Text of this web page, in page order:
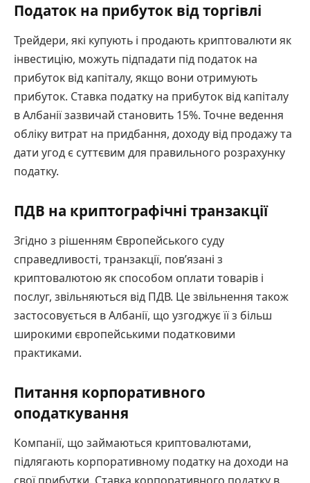
Податок на прибуток від торгівлі
Трейдери, які купують і продають криптовалюти як
інвестицію, можуть підпадати під податок на
прибуток від капіталу, якщо вони отримують
прибуток. Ставка податку на прибуток від капіталу
в Албанії зазвичай становить 15%. Точне ведення
обліку витрат на придбання, доходу від продажу та
дати угод є суттєвим для правильного розрахунку
податку.
ПДВ на криптографічні транзакції
Згідно з рішенням Європейського суду
справедливості, транзакції, пов’язані з
криптовалютою як способом оплати товарів і
послуг, звільняються від ПДВ. Це звільнення також
застосовується в Албанії, що узгоджує її з більш
широкими європейськими податковими
практиками.
Питання корпоративного
оподаткування
Компанії, що займаються криптовалютами,
підлягають корпоративному податку на доходи на